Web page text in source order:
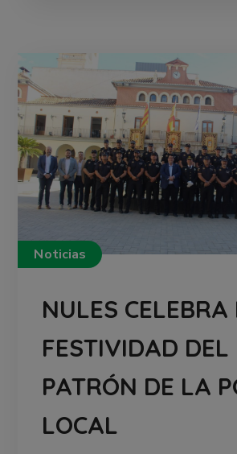
Noticias
NULES CELEBRA
FESTIVIDAD DEL
PATRÓN DE LA
LOCAL